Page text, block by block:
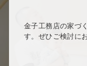
金子工務店の家づ
す。ぜひご検討に